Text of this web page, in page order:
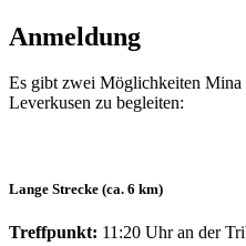
Anmeldung
Es gibt zwei Möglichkeiten
Leverkusen zu begleiten:
Lange Strecke (ca. 6 km)
Treffpunkt: 11:20 Uhr an der